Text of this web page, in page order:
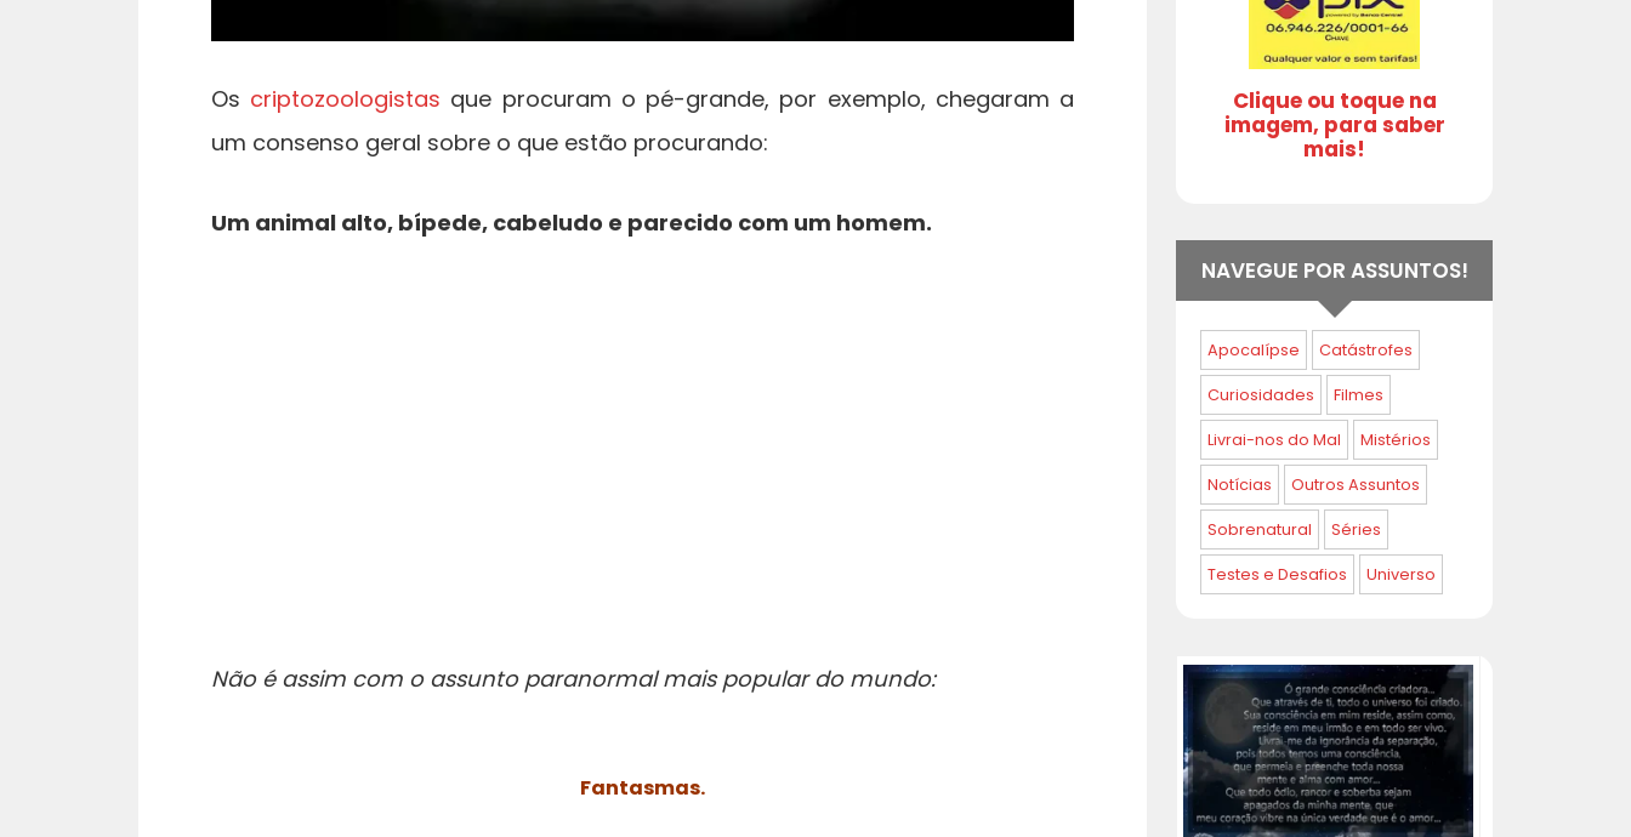
Os criptozoologistas que procuram o pé-grande, por exemplo, chegaram a
um consenso geral sobre o que estão procurando:
Um animal alto, bípede, cabeludo e parecido com um homem.
Não é assim com o assunto paranormal mais popular do mundo:
Fantasmas.
Clique ou toque na
imagem, para saber
mais!
NAVEGUE POR ASSUNTOS!
Apocalípse Catástrofes
Curiosidades Filmes
Livrai-nos do Mal Mistérios
Notícias Outros Assuntos
Sobrenatural Séries
Testes e Desafios Universo